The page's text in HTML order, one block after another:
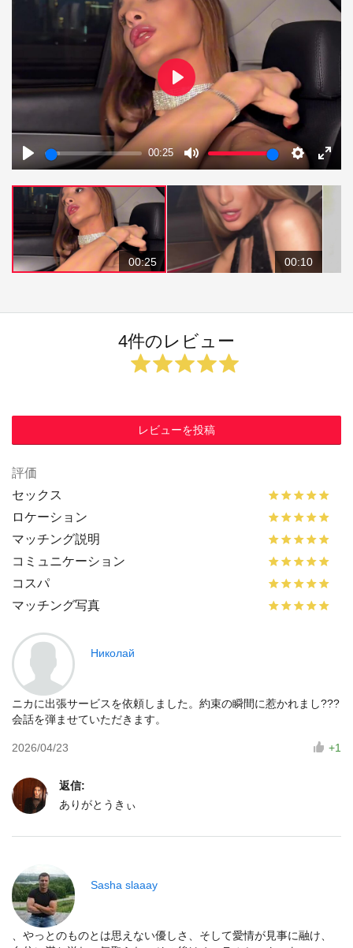
Play
00:25
Mute Settings
Enter
Play
00:25 00:10
4件のレビュー
レビューを投稿
評価
セックス
ロケーション
マッチング説明
コミュニケーション
コスパ
マッチング写真
Николай
ニカに出張サービスを依頼しました。約束の瞬間に惹かれまし???
会話を弾ませていただきます。
+1
2026/04/23
返信:
ありがとうきぃ
Sasha slaaay
、やっとのものとは思えない優しさ、そして愛情が見事に融け、